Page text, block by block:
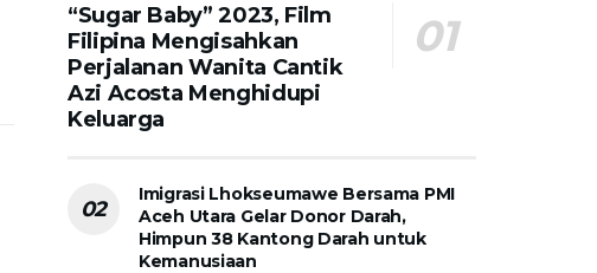
“Sugar Baby” 2023, Film
Filipina Mengisahkan
Perjalanan Wanita Cantik
Azi Acosta Menghidupi
Keluarga
Imigrasi Lhokseumawe Bersama PMI
Aceh Utara Gelar Donor Darah,
Himpun 38 Kantong Darah untuk
Kemanusiaan